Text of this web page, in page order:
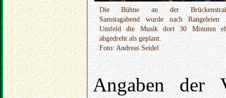
Die Bühne an der
Samstagabend wurde nach Rangeleien
Umfeld die Musik dort 30 Minuten
abgedreht als geplant.
Foto: Andreas Seidel
Angaben der